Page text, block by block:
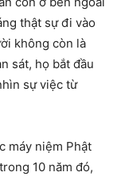
thật sự đi vào
không còn là
sát, họ bắt đầu
sự việc từ
máy niệm Phật
10 năm đó,